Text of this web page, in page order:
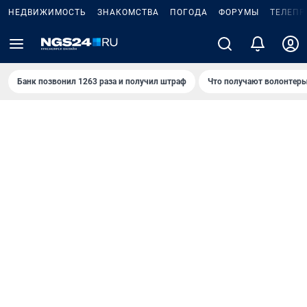
НЕДВИЖИМОСТЬ ЗНАКОМСТВА ПОГОДА ФОРУМЫ
Банк позвонил 1263 раза и получил штраф Что получают